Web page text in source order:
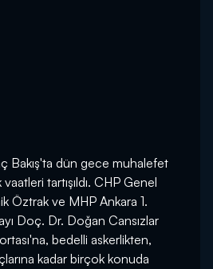
Bakış'ta dün gece muhalefet
tartışıldı. CHP Genel
Öztrak ve MHP Ankara 1.
Doç. Dr. Doğan Cansızlar
bedelli askerlikten,
kadar birçok konuda